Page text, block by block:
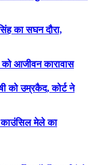
का सघन दौरा,
को आजीवन कारावास
को उम्रकैद, कोर्ट ने
काउंसिल मेले का